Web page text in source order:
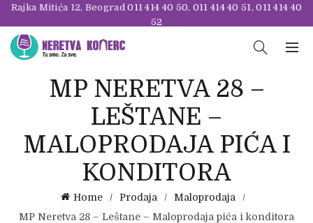
Rajka Mitića 12, Beograd011 414 40 50, 011 414 40 51,011 414 40
52
MP NERETVA 28 –
LEŠTANE –
MALOPRODAJA PIĆA I
KONDITORA
Home Prodaja
Maloprodaja
MP Neretva 28 – Leštane – Maloprodaja pića i konditora